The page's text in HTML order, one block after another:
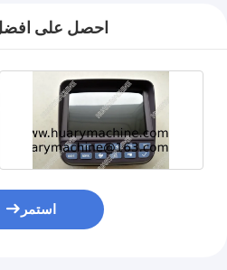
احصل على
استمر